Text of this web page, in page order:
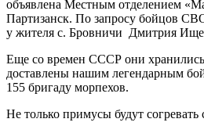
объявлена Местным отделением
Партизанск. По запросу бойцов
у жителя с. Бровничи Дмитрия
Еще со времен СССР они хранились
доставлены нашим легендарным
155 бригаду морпехов.
Не только примусы будут